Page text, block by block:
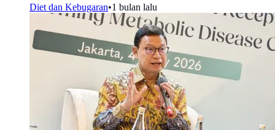
Diet dan Kebugaran•1 bulan lalu